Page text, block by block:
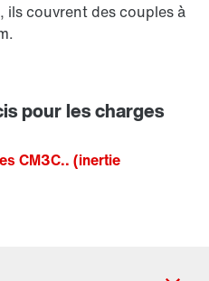
ils couvrent des couples à
.
CM3C.. (inertie